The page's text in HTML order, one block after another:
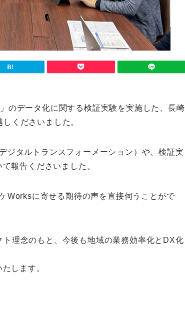
のデータ化に関する検証実験を実施した、長崎
くださいました。
ジタルトランスフォーメーション）や、検証実
報告くださいました。
Worksに寄せる期待の声を直接伺うことがで
ト理念のもと、今後も地域の業務効率化とDX化
します。